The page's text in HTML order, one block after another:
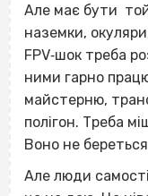
Але має бути
наземки,
FPV‐шок треба
ними гарно
майстерню,
полігон. Треба
Воно не
Але люди